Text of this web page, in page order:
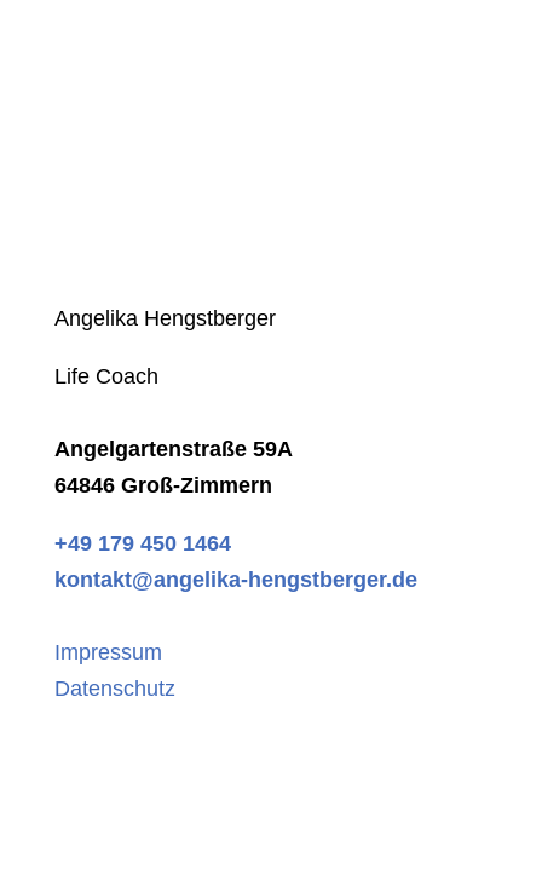
Angelika Hengstberger
Life Coach
Angelgartenstraße 59A
64846 Groß-Zimmern
+49 179 450 1464
kontakt@angelika-hengstberger.de
Impressum
Datenschutz